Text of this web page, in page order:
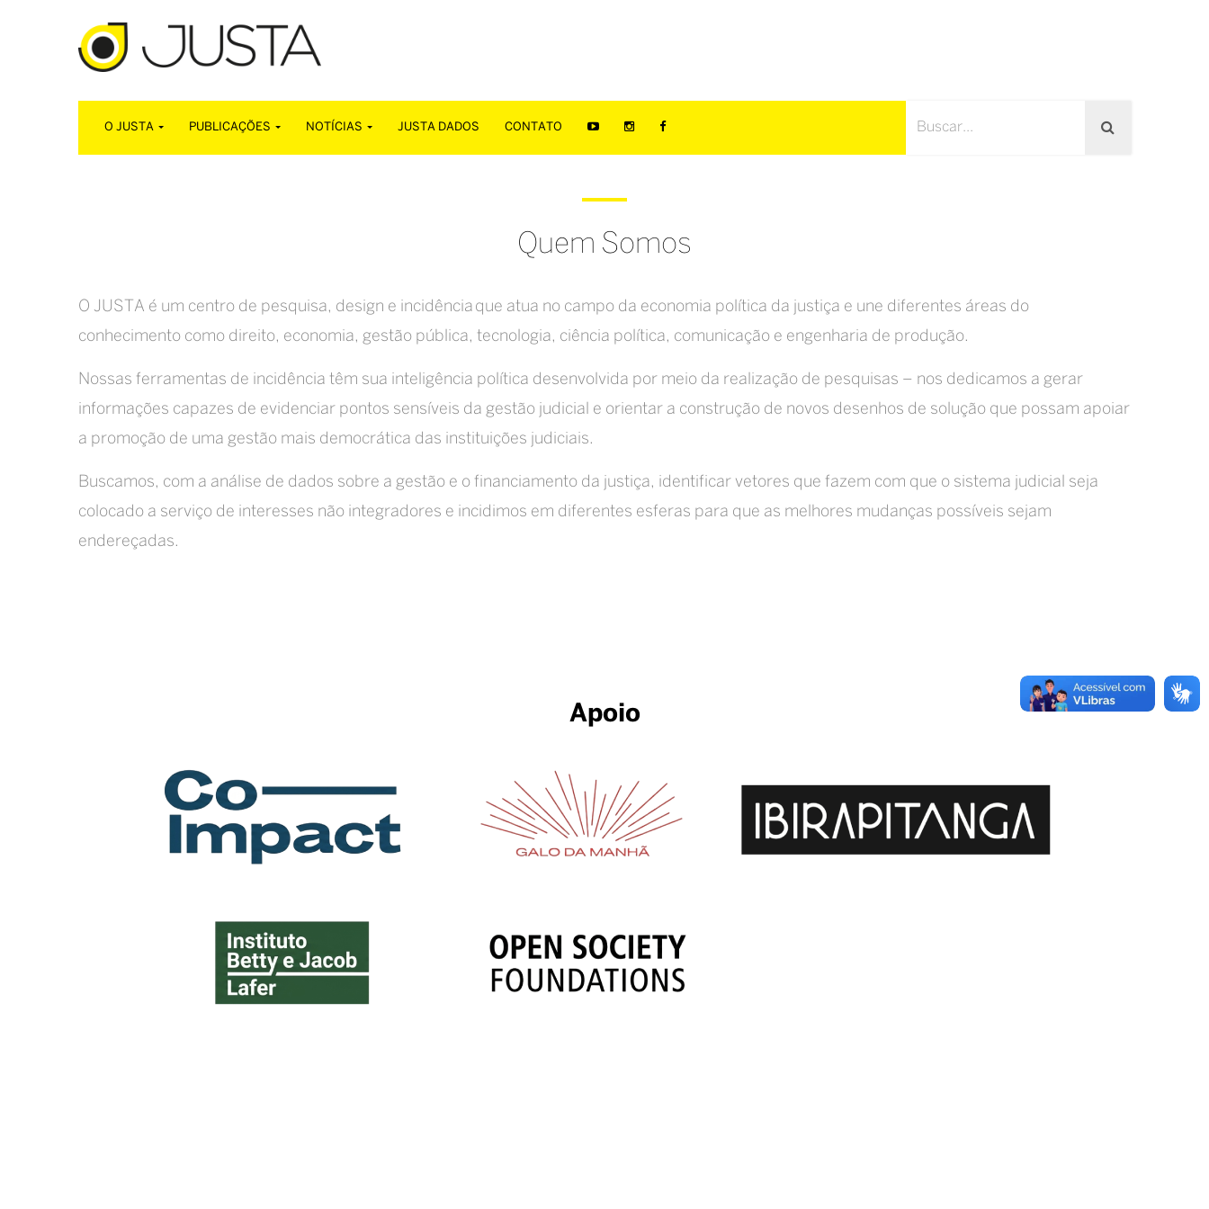
O JUSTA PUBLICAÇÕES NOTÍCIAS JUSTA DADOS CONTATO
Quem Somos
O JUSTA é um centro de pesquisa, design e incidência que atua no campo da economia política da justiça e une diferentes áreas do
conhecimento como direito, economia, gestão pública, tecnologia, ciência política, comunicação e engenharia de produção.
Nossas ferramentas de incidência têm sua inteligência política desenvolvida por meio da realização de pesquisas – nos dedicamos a gerar
informações capazes de evidenciar pontos sensíveis da gestão judicial e orientar a construção de novos desenhos de solução que possam apoiar
a promoção de uma gestão mais democrática das instituições judiciais.
Buscamos, com a análise de dados sobre a gestão e o financiamento da justiça, identificar vetores que fazem com que o sistema judicial seja
colocado a serviço de interesses não integradores e incidimos em diferentes esferas para que as melhores mudanças possíveis sejam
endereçadas.
Apoio